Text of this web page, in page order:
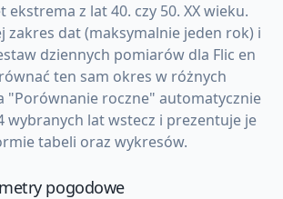
ekstrema z lat 40. czy 50. XX wieku.
zakres dat (maksymalnie jeden rok) i
dziennych pomiarów dla Flic en
ten sam okres w różnych
"Porównanie roczne" automatycznie
wybranych lat wstecz i prezentuje je
tabeli oraz wykresów.
pogodowe